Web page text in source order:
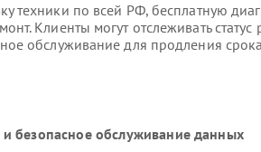
техники по всей РФ, бесплатную
Клиенты могут отслеживать статус
обслуживание для продления
безопасное обслуживание данных